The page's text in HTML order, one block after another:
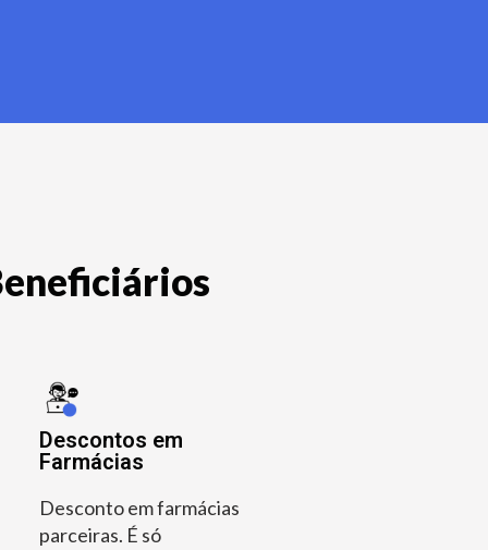
Descontos em
Farmácias
Desconto em farmácias
parceiras. É só